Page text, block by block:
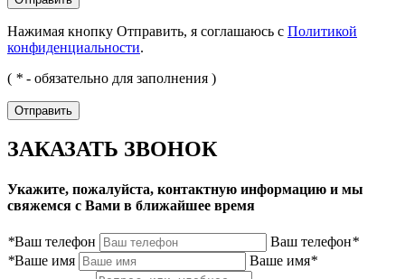
Нажимая кнопку Отправить, я соглашаюсь с Политикой
конфиденциальности.
( * - обязательно для заполнения )
ЗАКАЗАТЬ ЗВОНОК
Укажите, пожалуйста, контактную информацию и мы
свяжемся с Вами в ближайшее время
*Ваш телефон Ваш телефон*
*Ваше имя Ваше имя*